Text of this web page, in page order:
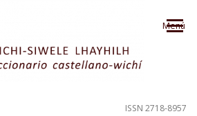
Menú
ISSN 2718-8957